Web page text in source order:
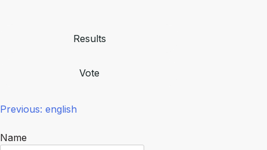
Results
Vote
Πλοήγηση
άρθρων
Previous: english
Name